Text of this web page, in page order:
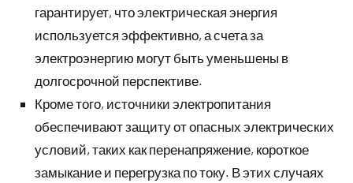
гарантирует, что электрическая энергия
используется эффективно, а счета за
электроэнергию могут быть уменьшены в
долгосрочной перспективе.
Кроме того, источники электропитания
обеспечивают защиту от опасных электрических
условий, таких как перенапряжение, короткое
замыкание и перегрузка по току. В этих случаях